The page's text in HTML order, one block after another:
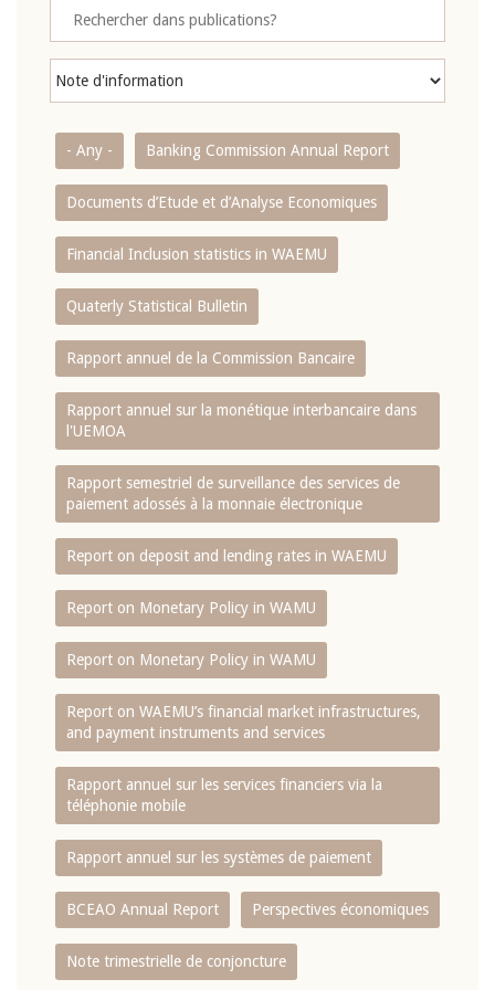
- Any - Banking Commission Annual Report
Documents d’Etude et d’Analyse Economiques
Financial Inclusion statistics in WAEMU
Quaterly Statistical Bulletin
Rapport annuel de la Commission Bancaire
Rapport annuel sur la monétique interbancaire dans
l'UEMOA
Rapport semestriel de surveillance des services de
paiement adossés à la monnaie électronique
Report on deposit and lending rates in WAEMU
Report on Monetary Policy in WAMU
Report on Monetary Policy in WAMU
Report on WAEMU’s financial market infrastructures,
and payment instruments and services
Rapport annuel sur les services financiers via la
téléphonie mobile
Rapport annuel sur les systèmes de paiement
BCEAO Annual Report Perspectives économiques
Note trimestrielle de conjoncture